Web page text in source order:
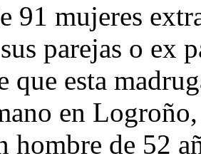
91 mujeres
parejas o ex
que esta
en
hombre de 52